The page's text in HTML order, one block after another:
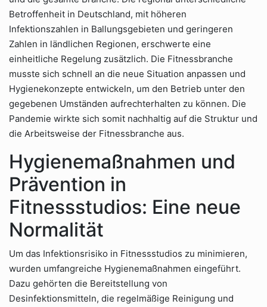
Betroffenheit in Deutschland, mit höheren
Infektionszahlen in Ballungsgebieten und geringeren
Zahlen in ländlichen Regionen, erschwerte eine
einheitliche Regelung zusätzlich. Die Fitnessbranche
musste sich schnell an die neue Situation anpassen und
Hygienekonzepte entwickeln, um den Betrieb unter den
gegebenen Umständen aufrechterhalten zu können. Die
Pandemie wirkte sich somit nachhaltig auf die Struktur und
die Arbeitsweise der Fitnessbranche aus.
Hygienemaßnahmen und
Prävention in
Fitnessstudios: Eine neue
Normalität
Um das Infektionsrisiko in Fitnessstudios zu minimieren,
wurden umfangreiche Hygienemaßnahmen eingeführt.
Dazu gehörten die Bereitstellung von
Desinfektionsmitteln, die regelmäßige Reinigung und